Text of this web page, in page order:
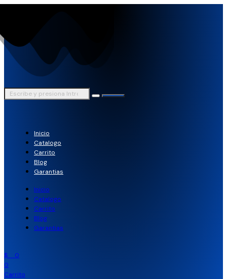
Inicio
Catalogo
Carrito
Blog
Garantias
Inicio
Catalogo
Carrito
Blog
Garantias
$ 0
0
Carrito